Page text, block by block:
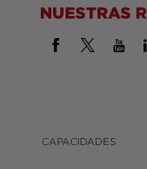
NUESTRAS
CAPACIDADES